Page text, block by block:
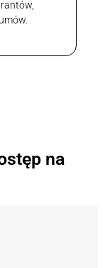
na